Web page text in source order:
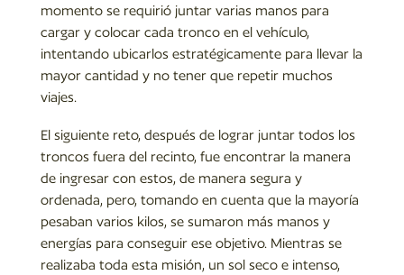
momento se requirió juntar varias manos para
cargar y colocar cada tronco en el vehículo,
intentando ubicarlos estratégicamente para llevar la
mayor cantidad y no tener que repetir muchos
viajes.
El siguiente reto, después de lograr juntar todos los
troncos fuera del recinto, fue encontrar la manera
de ingresar con estos, de manera segura y
ordenada, pero, tomando en cuenta que la mayoría
pesaban varios kilos, se sumaron más manos y
energías para conseguir ese objetivo. Mientras se
realizaba toda esta misión, un sol seco e intenso,